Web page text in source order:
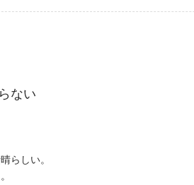
ない
らしい。